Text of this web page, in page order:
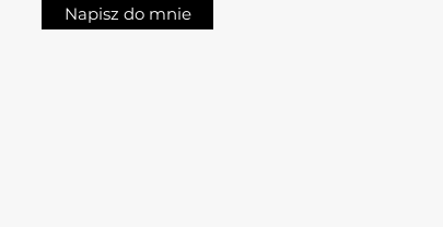
Napisz do mnie